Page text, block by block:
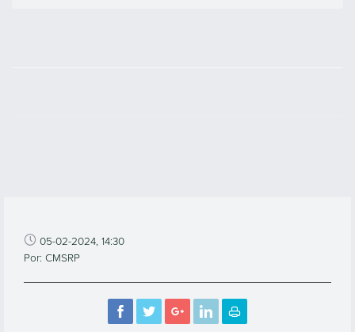
05-02-2024, 14:30
Por: CMSRP